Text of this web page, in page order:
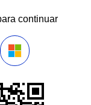
continuar